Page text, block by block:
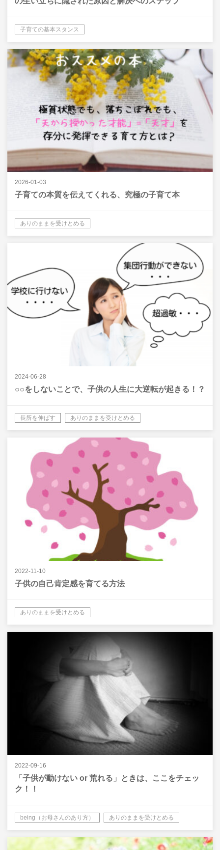
子育ての基本スタンス
2026-01-03
子育ての本質を伝えてくれる、究極の子育て本
ありのままを受けとめる
2024-06-28
○○をしないことで、子供の人生に大逆転が起きる！？
長所を伸ばす ありのままを受けとめる
2022-11-10
子供の自己肯定感を育てる方法
ありのままを受けとめる
2022-09-16
「子供が動けない or 荒れる」ときは、ここをチェッ
ク！！
being（お母さんのあり方） ありのままを受けとめる